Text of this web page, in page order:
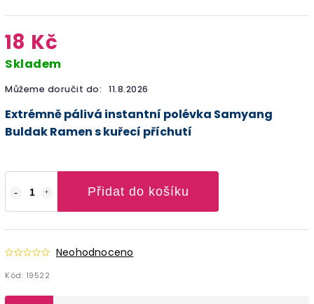
18 Kč
Skladem
Můžeme doručit do: 11.8.2026
Přidat do košíku
Neohodnoceno
Kód: 19522
Extrémně pálivá instantní polévka Samyang
Buldak Ramen s kuřecí příchutí